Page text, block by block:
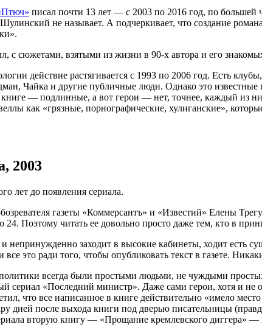
писал почти 13 лет — с 2003 по 2016 год, по большей
не называет. А подчеркивает, что создание
с сюжетами, взятыми из жизни в 90-х автора и его
действие растягивается с 1993 по 2006 год. Есть
Чайка и другие публичные люди. Однако это известные
— подлинные, а вот герои — нет, точнее, каждый из
как «грязные, порнографические, хулиганские»,
2003
лет до появления сериала.
газеты «Коммерсантъ» и «Известий» Елены
Поэтому читать ее довольно просто даже тем, кто в
непринужденно заходит в высокие кабинеты, ходит есть
это ради того, чтобы опубликовать текст в газете.
всегда были простыми людьми, не чуждыми
«Последний министр». Даже сами герои, хотя и не
что все написанное в книге действительно «имело
после выхода книги под дверью писательницы
вторую книгу — «Прощание кремлевского диггера»